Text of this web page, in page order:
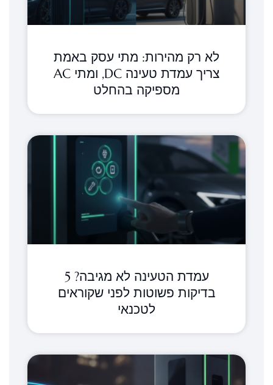
לא רק מהירות: מתי עסק באמת
צריך עמדת טעינה DC, ומתי AC
מספיקה בהחלט
עמדת הטעינה לא מגיבה? 5
בדיקות פשוטות לפני שקוראים
לטכנאי